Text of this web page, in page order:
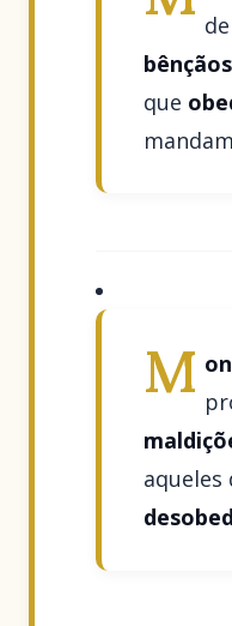
bênçãos
que
M
aqueles